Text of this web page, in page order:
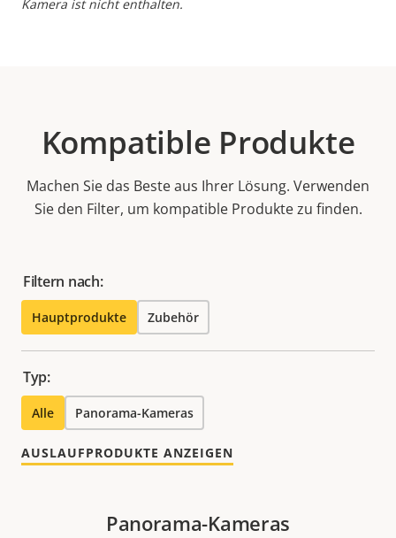
Kamera ist nicht enthalten.
Kompatible Produkte
Machen Sie das Beste aus Ihrer Lösung. Verwenden
Sie den Filter, um kompatible Produkte zu finden.
Filtern nach:
Hauptprodukte Zubehör
Typ:
Alle Panorama-Kameras
AUSLAUFPRODUKTE ANZEIGEN
Panorama-Kameras